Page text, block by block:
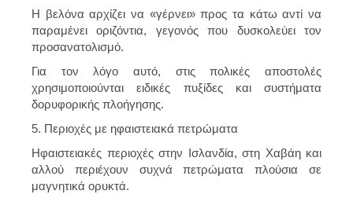
Η βελόνα αρχίζει να «γέρνει» προς τα κάτω αντί να
παραμένει οριζόντια, γεγονός που δυσκολεύει τον
προσανατολισμό.
Για τον λόγο αυτό, στις πολικές αποστολές
χρησιμοποιούνται ειδικές πυξίδες και συστήματα
δορυφορικής πλοήγησης.
5. Περιοχές με ηφαιστειακά πετρώματα
Ηφαιστειακές περιοχές στην Ισλανδία, στη Χαβάη και
αλλού περιέχουν συχνά πετρώματα πλούσια σε
μαγνητικά ορυκτά.